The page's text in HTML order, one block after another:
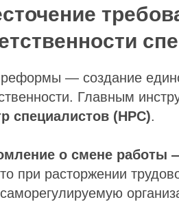
— создание
Главным
специалистов (НРС).
о смене работы
при расторжении